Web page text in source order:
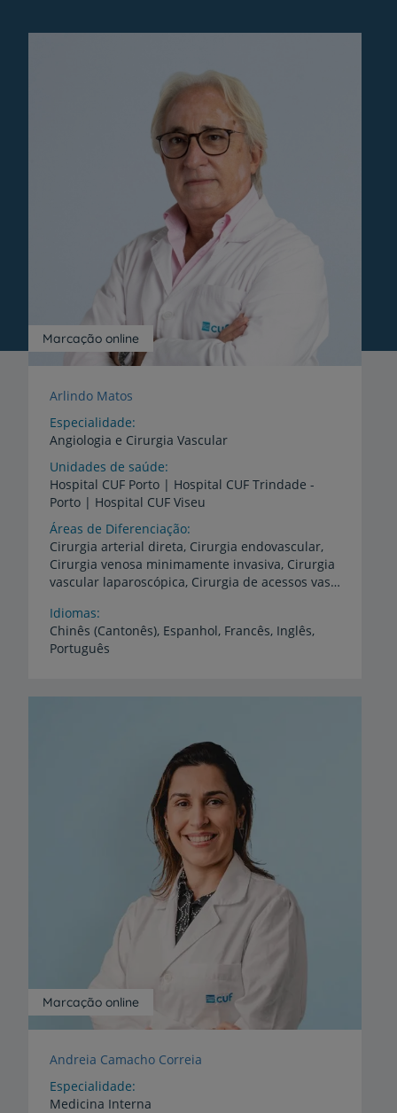
Marcação online
Arlindo Matos
Especialidade
Angiologia e Cirurgia Vascular
Unidades de saúde
Hospital CUF Porto | Hospital CUF Trindade -
Porto | Hospital CUF Viseu
Áreas de Diferenciação
Cirurgia arterial direta, Cirurgia endovascular,
Cirurgia venosa minimamente invasiva, Cirurgia
vascular laparoscópica, Cirurgia de acessos vasculares para hemodiálise, Cirurgia de transplantação renal, Ecodoppler vascular
Idiomas
Chinês (Cantonês), Espanhol, Francês, Inglês,
Português
Marcação online
Andreia Camacho Correia
Especialidade
Medicina Interna